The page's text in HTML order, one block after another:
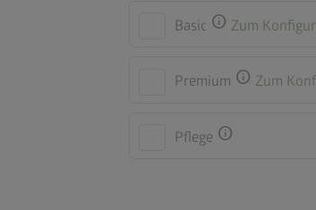
Basic info Zum
Premium info Zum
Pflege info